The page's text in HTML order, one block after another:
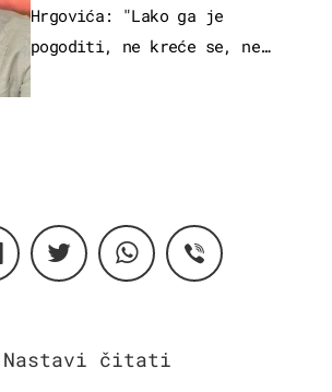
Hrgovića: "Lako ga je
pogoditi, ne kreće se, ne